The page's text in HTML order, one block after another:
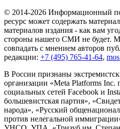
© 2014-2026 Информационный
ресурс может содержать
материалов издания - как вам
стороны нашего СМИ не будет.
совпадать с мнением авторов
редакции: +7 (495) 765-41-64,
В России признаны
организации «Meta Platforms
социальных сетей Facebook и
большевистская партия»,
народа», «Русский
против нелегальной